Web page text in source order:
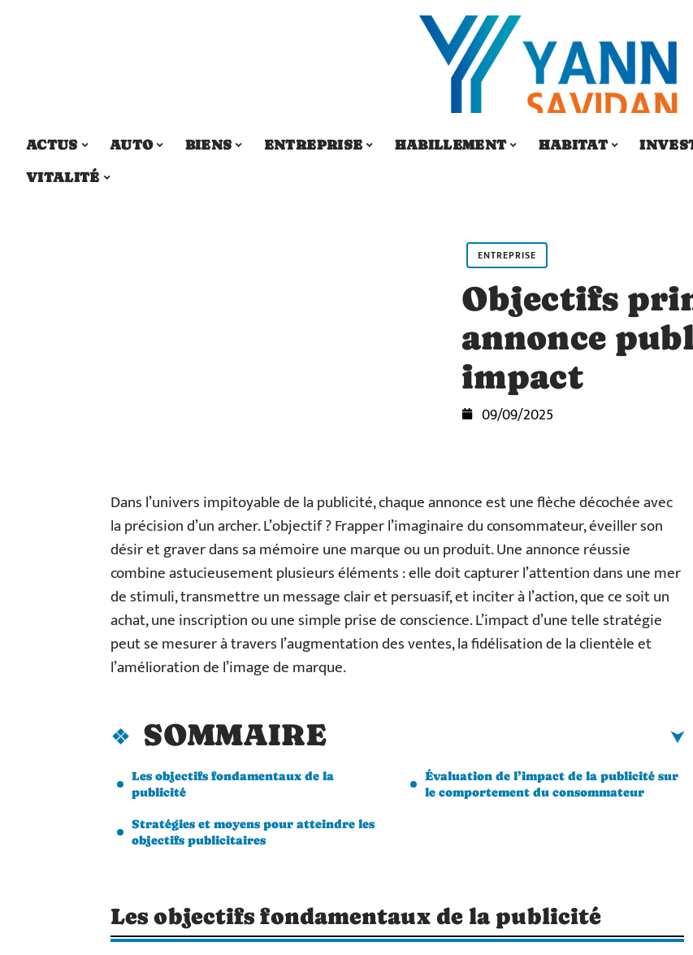
ACTUS AUTO BIENS ENTREPRISE HABILLEMENT HABITAT
VITALITÉ
ENTREPRISE
Objectifs
annonce
impact
09/09/2025
Dans l’univers impitoyable de la publicité, chaque annonce est une flèche décochée avec
la précision d’un archer. L’objectif ? Frapper l’imaginaire du consommateur, éveiller son
désir et graver dans sa mémoire une marque ou un produit. Une annonce réussie
combine astucieusement plusieurs éléments : elle doit capturer l’attention dans une mer
de stimuli, transmettre un message clair et persuasif, et inciter à l’action, que ce soit un
achat, une inscription ou une simple prise de conscience. L’impact d’une telle stratégie
peut se mesurer à travers l’augmentation des ventes, la fidélisation de la clientèle et
l’amélioration de l’image de marque.
SOMMAIRE
Les objectifs fondamentaux de la
publicité
Stratégies et moyens pour atteindre les
objectifs publicitaires
Évaluation de l’impact de la publicité sur
le comportement du consommateur
Les objectifs fondamentaux de la publicité